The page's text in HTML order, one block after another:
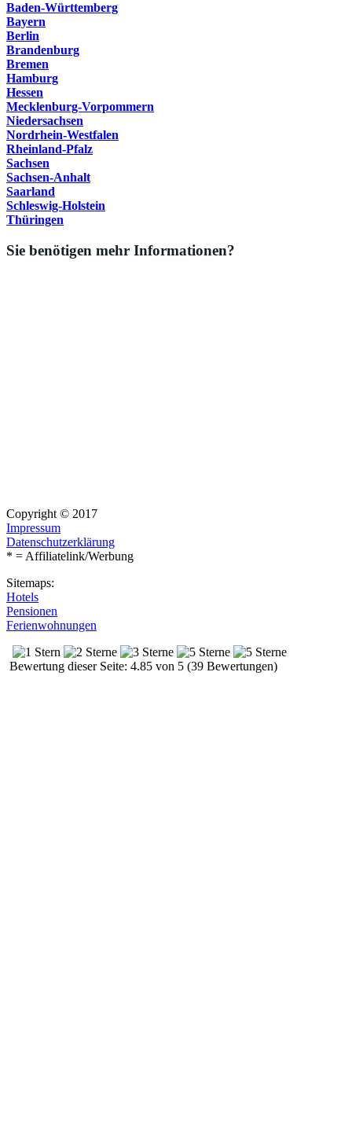
Baden-Württemberg
Bayern
Berlin
Brandenburg
Bremen
Hamburg
Hessen
Mecklenburg-Vorpommern
Niedersachsen
Nordrhein-Westfalen
Rheinland-Pfalz
Sachsen
Sachsen-Anhalt
Saarland
Schleswig-Holstein
Thüringen
Sie benötigen mehr Informationen?
Copyright © 2017
Impressum
Datenschutzerklärung
* = Affiliatelink/Werbung
Sitemaps:
Hotels
Pensionen
Ferienwohnungen
Bewertung dieser Seite: 4.85 von 5 (39 Bewertungen)